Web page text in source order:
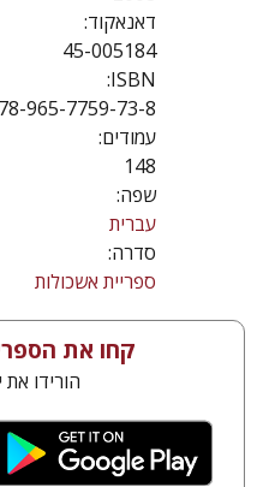
דאנאקוד:
45-005184
ISBN:
965-7759-73-8
עמודים:
148
שפה:
עברית
סדרה:
ספריית אשכולות
קחו את
הורידו